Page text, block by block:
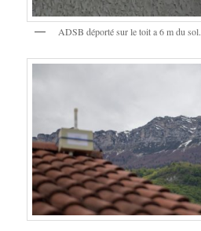
ADSB déporté sur le toit a 6 m du sol.